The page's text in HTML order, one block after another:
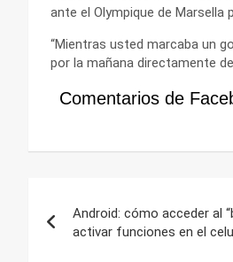
ante el Olympique de
“Mientras usted marcaba un
por la mañana directamente
Comentarios de
de
Android: cómo acceder al
activar funciones en el